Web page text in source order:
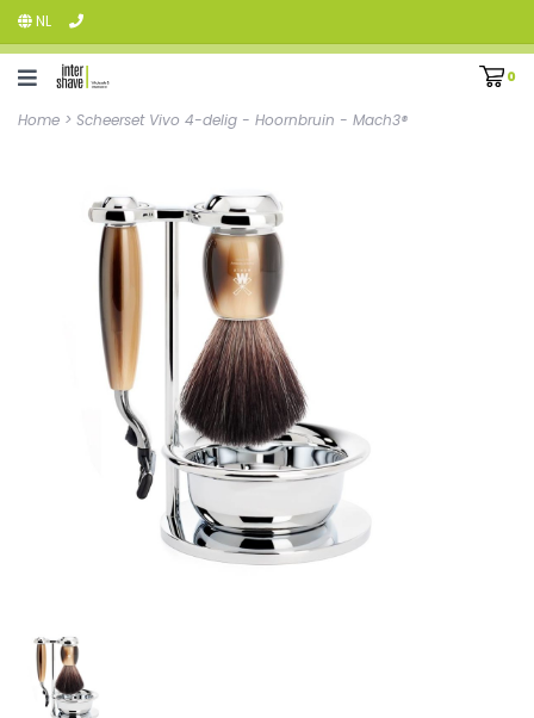
NL
0
Home > Scheerset Vivo 4-delig - Hoornbruin - Mach3®